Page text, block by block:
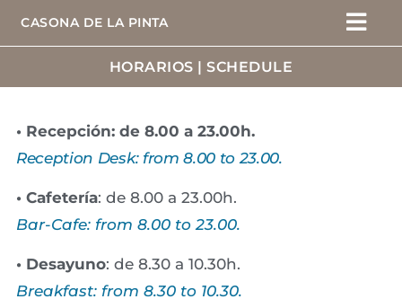
CASONA DE LA PINTA
HORARIOS | SCHEDULE
• Recepción: de 8.00 a 23.00h.
Reception Desk: from 8.00 to 23.00.
• Cafetería: de 8.00 a 23.00h.
Bar-Cafe: from 8.00 to 23.00.
• Desayuno: de 8.30 a 10.30h.
Breakfast: from 8.30 to 10.30.